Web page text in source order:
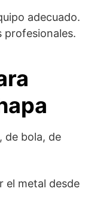
adecuado.
profesionales.
de bola, de
el metal desde